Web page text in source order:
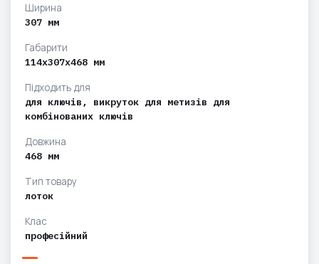
Ширина
307 мм
Габарити
114х307х468 мм
Підходить для
для ключів, викруток для метизів для
комбінованих ключів
Довжина
468 мм
Тип товару
лоток
Клас
професійний